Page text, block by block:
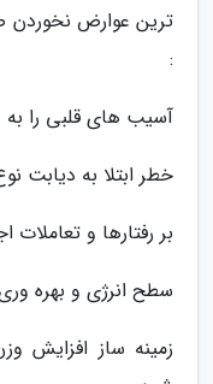
ترین عوارض نخوردن
:
آسیب ­های قلبی را
خطر ابتلا به دیابت
بر رفتارها و تعاملات
سطح انرژی و بهره